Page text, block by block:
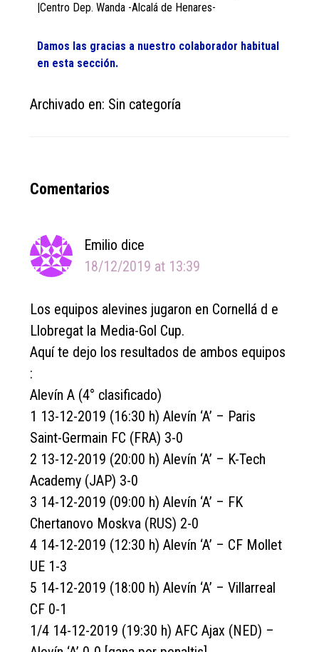
|Centro Dep. Wanda -Alcalá de Henares-
Damos las gracias a nuestro colaborador habitual
en esta sección.
Archivado en: Sin categoría
Reader
Comentarios
Emilio dice
18/12/2019 at 13:39
Los equipos alevines jugaron en Cornellá d e
Llobregat la Media-Gol Cup.
Aquí te dejo los resultados de ambos equipos
:
Alevín A (4° clasificado)
1 13-12-2019 (16:30 h) Alevín ‘A’ – Paris
Saint-Germain FC (FRA) 3-0
2 13-12-2019 (20:00 h) Alevín ‘A’ – K-Tech
Academy (JAP) 3-0
3 14-12-2019 (09:00 h) Alevín ‘A’ – FK
Chertanovo Moskva (RUS) 2-0
4 14-12-2019 (12:30 h) Alevín ‘A’ – CF Mollet
UE 1-3
5 14-12-2019 (18:00 h) Alevín ‘A’ – Villarreal
CF 0-1
1/4 14-12-2019 (19:30 h) AFC Ajax (NED) –